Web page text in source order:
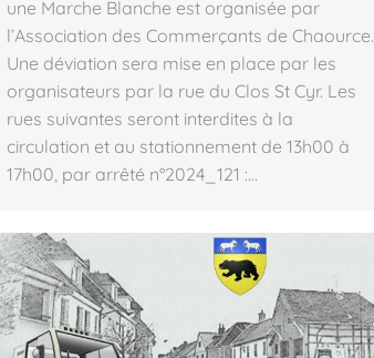
une Marche Blanche est organisée par
l’Association des Commerçants de Chaource.
Une déviation sera mise en place par les
organisateurs par la rue du Clos St Cyr. Les
rues suivantes seront interdites à la
circulation et au stationnement de 13h00 à
17h00, par arrêté n°2024_121 :…